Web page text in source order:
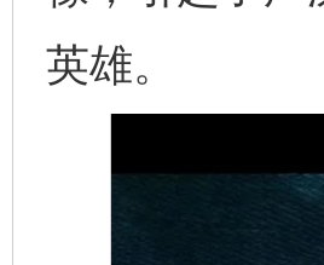
英雄。